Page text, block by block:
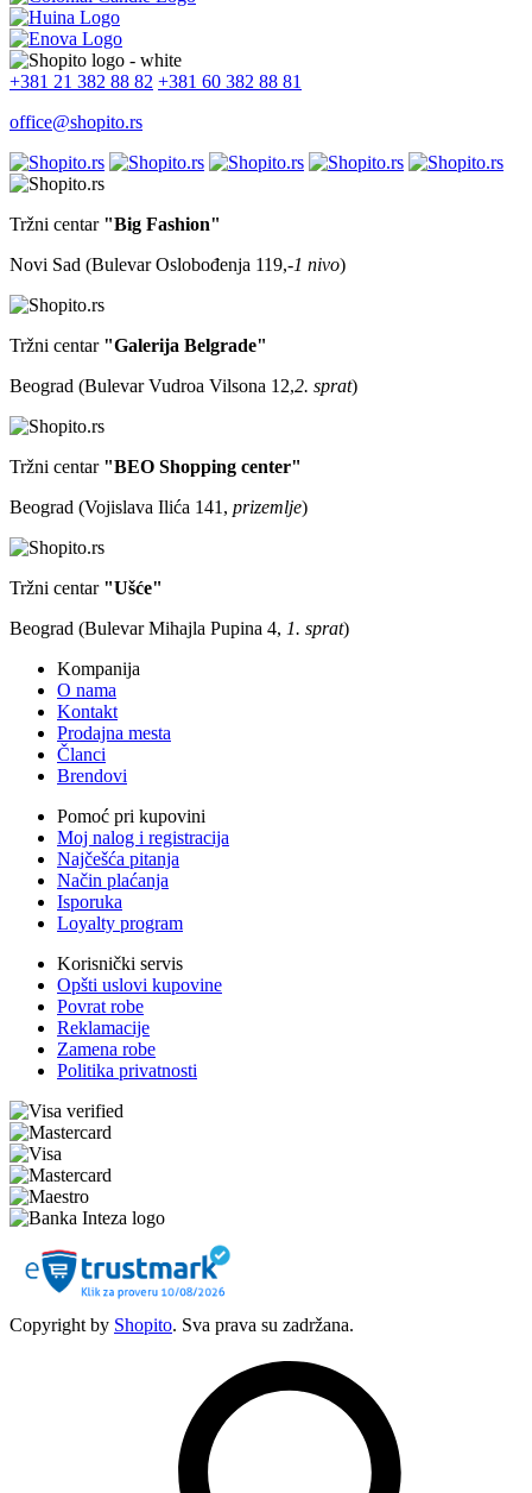
+381 21 382 88 82 +381 60 382 88 81
office@shopito.rs
Tržni centar "Big Fashion"
Novi Sad (Bulevar Oslobođenja 119,-1 nivo)
Tržni centar "Galerija Belgrade"
Beograd (Bulevar Vudroa Vilsona 12,2. sprat)
Tržni centar "BEO Shopping center"
Beograd (Vojislava Ilića 141, prizemlje)
Tržni centar "Ušće"
Beograd (Bulevar Mihajla Pupina 4, 1. sprat)
Kompanija
O nama
Kontakt
Prodajna mesta
Članci
Brendovi
Pomoć pri kupovini
Moj nalog i registracija
Najčešća pitanja
Način plaćanja
Isporuka
Loyalty program
Korisnički servis
Opšti uslovi kupovine
Povrat robe
Reklamacije
Zamena robe
Politika privatnosti
Copyright by Shopito. Sva prava su zadržana.